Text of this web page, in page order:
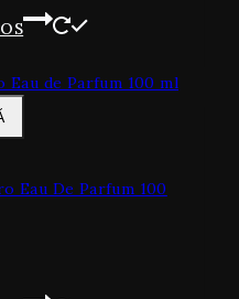
Eau De Parfum 100